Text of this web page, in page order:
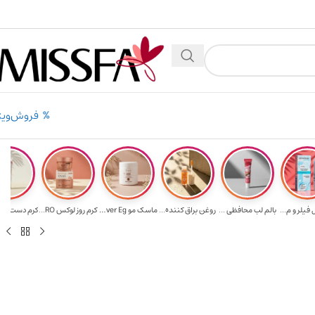
۲٪ تخفیف روی سبد خرید برای روش کارت به کارت
فیلر و م... بالم لب محافظی ... روغن براق کننده... ماسک مو Ever Eg... کرم روز لوکس RO...